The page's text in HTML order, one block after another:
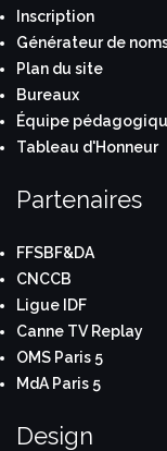
Inscription
Générateur de
Plan du site
Bureaux
Équipe
Tableau d'Honneur
Partenaires
FFSBF&DA
CNCCB
Ligue IDF
Canne TV Replay
OMS Paris 5
MdA Paris 5
Design